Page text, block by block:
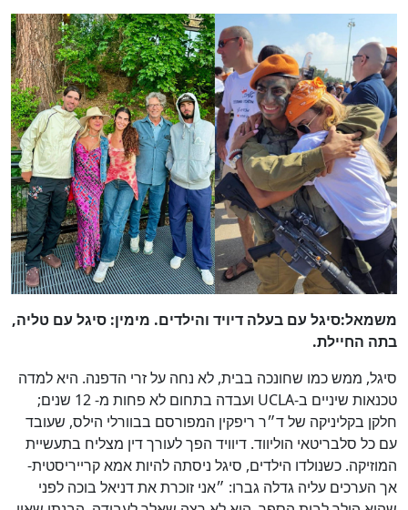
משמאל:סיגל עם בעלה דיויד והילדים. מימין: סיגל עם טליה,
בתה החיילת.
סיגל, ממש כמו שחונכה בבית, לא נחה על זרי הדפנה. היא למדה
טכנאות שיניים ב-UCLA ועבדה בתחום לא פחות מ- 12 שנים;
חלקן בקליניקה של ד״ר ריפקין המפורסם בבוורלי הילס, שעובד
עם כל סלבריטאי הוליווד. דיוויד הפך לעורך דין מצליח בתעשיית
המוזיקה. כשנולדו הילדים, סיגל ניסתה להיות אמא קרייריסטית-
אך הערכים עליה גדלה גברו: ״אני זוכרת את דניאל בוכה לפני